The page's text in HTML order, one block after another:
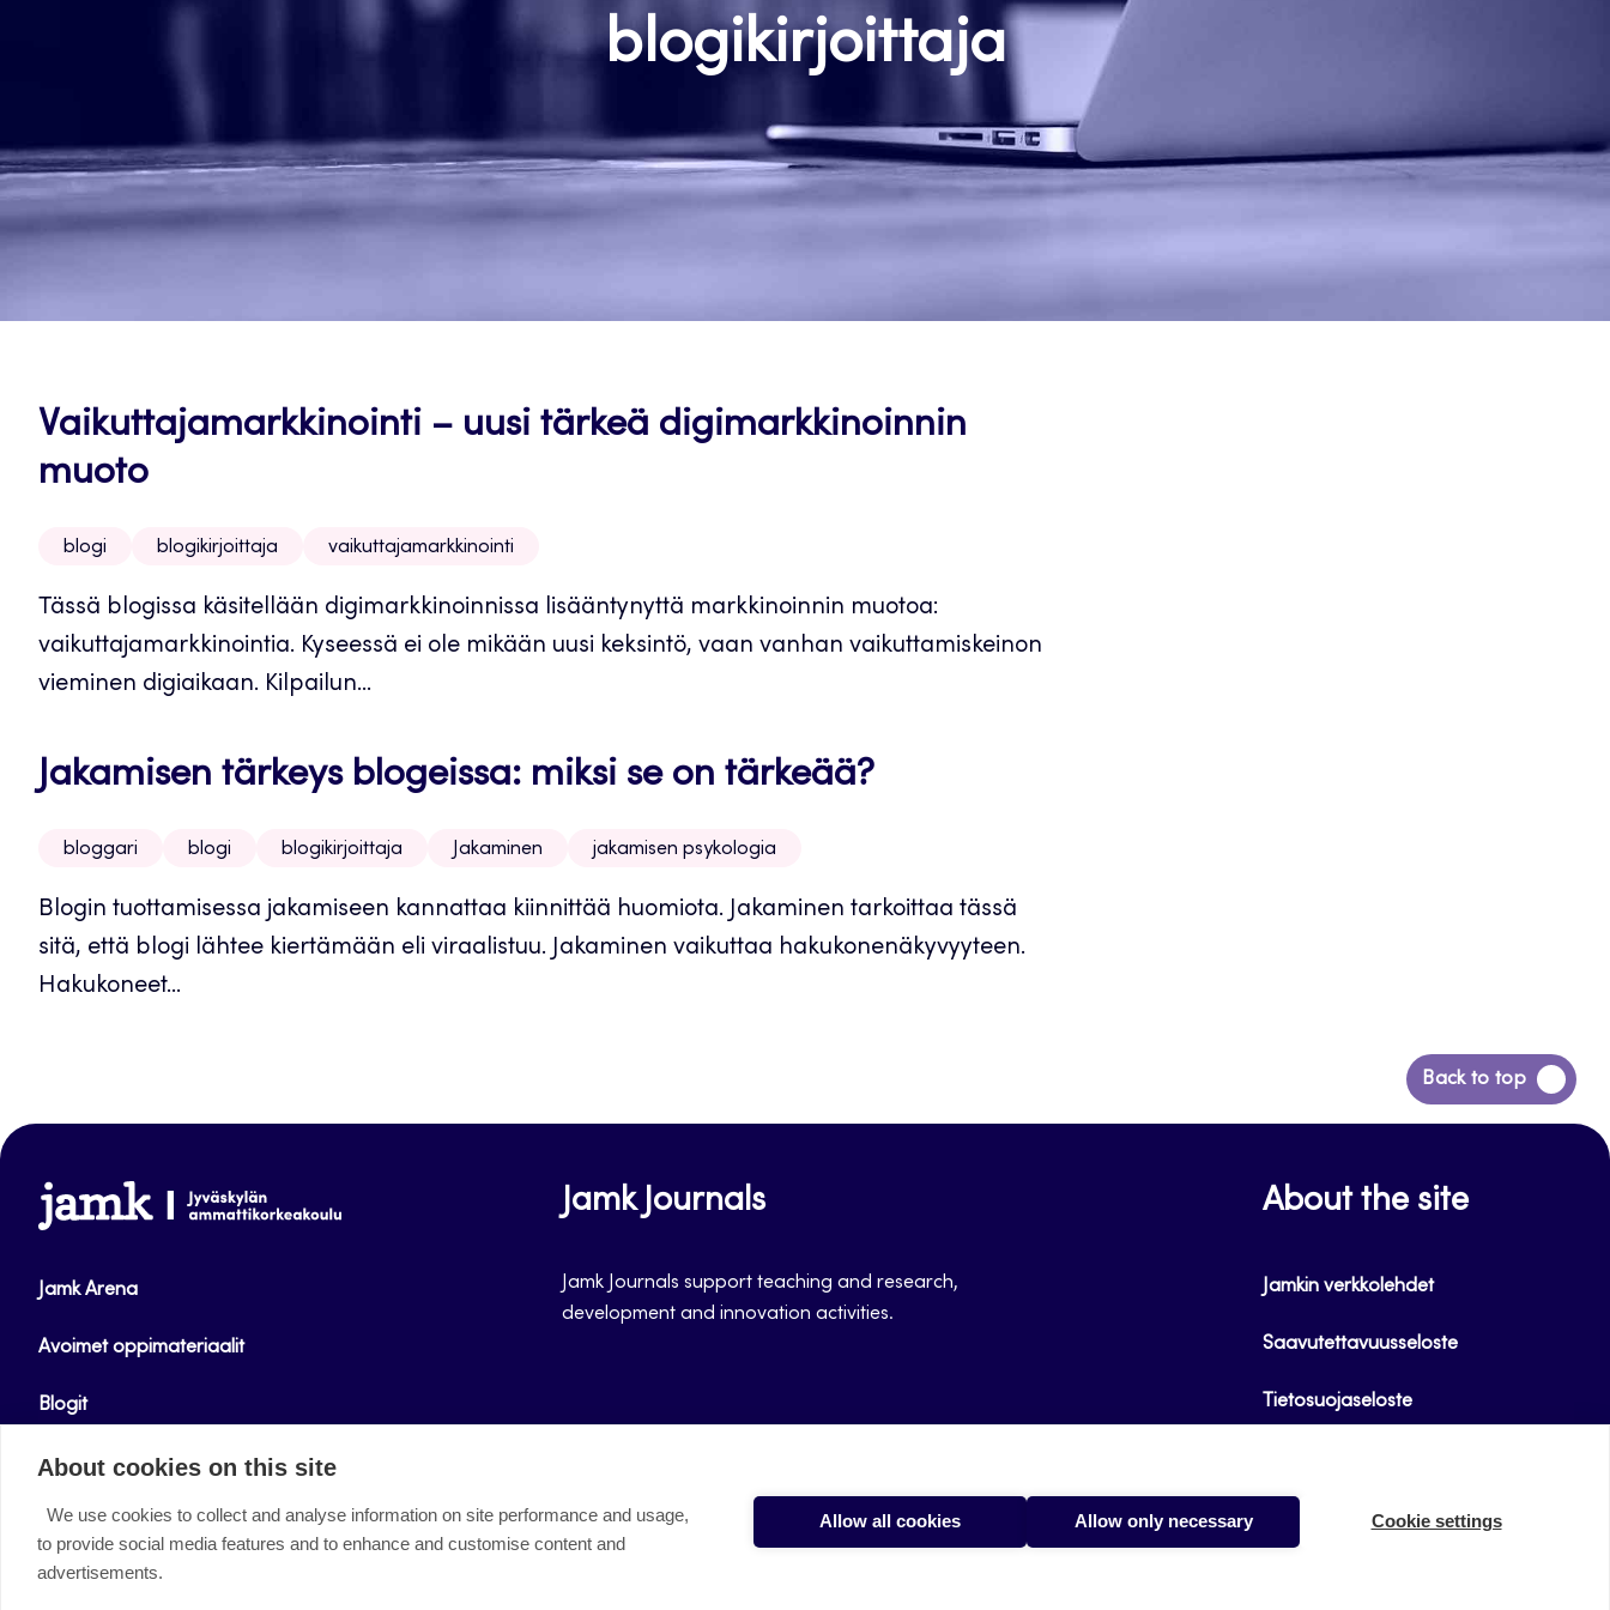
blogikirjoittaja
Vaikuttajamarkkinointi – uusi tärkeä digimarkkinoinnin
muoto
blogi blogikirjoittaja vaikuttajamarkkinointi
Tässä blogissa käsitellään digimarkkinoinnissa lisääntynyttä markkinoinnin muotoa:
vaikuttajamarkkinointia. Kyseessä ei ole mikään uusi keksintö, vaan vanhan vaikuttamiskeinon
vieminen digiaikaan. Kilpailun...
Jakamisen tärkeys blogeissa: miksi se on tärkeää?
bloggari blogi blogikirjoittaja Jakaminen jakamisen psykologia
Blogin tuottamisessa jakamiseen kannattaa kiinnittää huomiota. Jakaminen tarkoittaa tässä
sitä, että blogi lähtee kiertämään eli viraalistuu. Jakaminen vaikuttaa hakukonenäkyvyyteen.
Hakukoneet...
Back to top
Back
to
www.jamk.fi
Jamk Arena
Avoimet oppimateriaalit
Blogit
Helpdesk
FacebookInstagram
LinkedInYoutubeTwitter
Jamk Journals
Jamk Journals support teaching and research,
development and innovation activities.
About the site
Jamkin verkkolehdet
Saavutettavuusseloste
Tietosuojaseloste
About cookies on this site
We use cookies to collect and analyse information on site performance and usage,
to provide social media features and to enhance and customise content and
advertisements.
Allow all cookies Allow only necessary Cookie settings